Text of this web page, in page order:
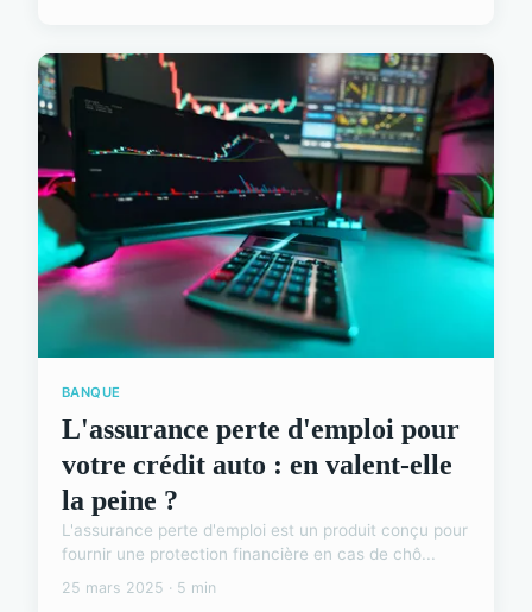
BANQUE
L'assurance perte d'emploi pour
votre crédit auto : en valent-elle
la peine ?
L'assurance perte d'emploi est un produit conçu pour
fournir une protection financière en cas de chô...
25 mars 2025 · 5 min